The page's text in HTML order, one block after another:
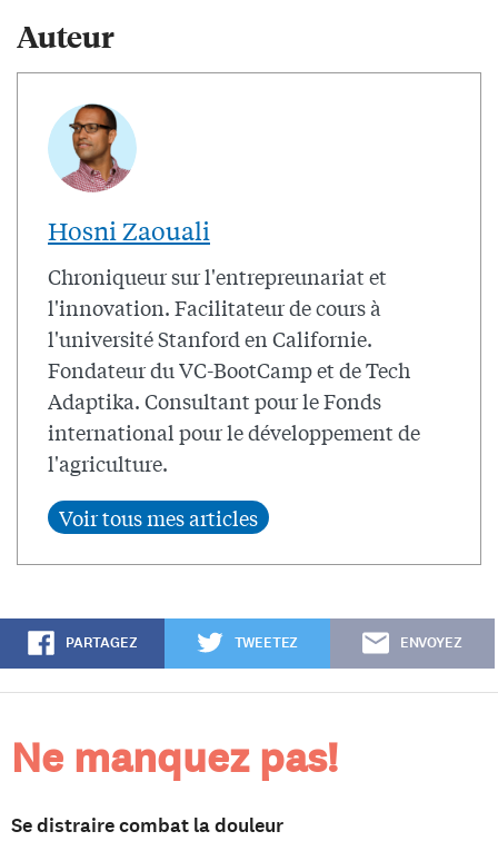
Auteur
Hosni Zaouali
Chroniqueur sur l'entrepreunariat et
l'innovation. Facilitateur de cours à
l'université Stanford en Californie.
Fondateur du VC-BootCamp et de Tech
Adaptika. Consultant pour le Fonds
international pour le développement de
l'agriculture.
PARTAGEZ TWEETEZ ENVOYEZ
Ne manquez pas!
Se distraire combat la douleur